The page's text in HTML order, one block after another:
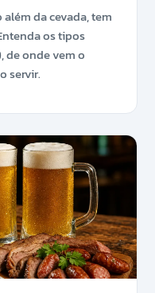
da cevada, tem
os tipos
de onde vem o
servir.